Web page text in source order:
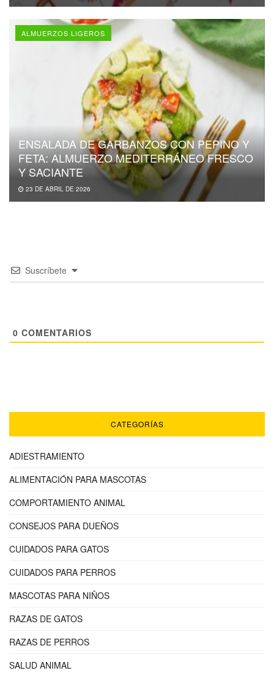
ALMUERZOS LIGEROS
ENSALADA DE GARBANZOS CON PEPINO Y
FETA: ALMUERZO MEDITERRÁNEO FRESCO
Y SACIANTE
23 DE ABRIL DE 2026
Suscríbete
0 COMENTARIOS
CATEGORÍAS
ADIESTRAMIENTO
ALIMENTACIÓN PARA MASCOTAS
COMPORTAMIENTO ANIMAL
CONSEJOS PARA DUEÑOS
CUIDADOS PARA GATOS
CUIDADOS PARA PERROS
MASCOTAS PARA NIÑOS
RAZAS DE GATOS
RAZAS DE PERROS
SALUD ANIMAL